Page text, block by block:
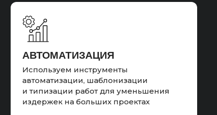
рекламных объявления и семантику.
Провели масштабирование на регионы
или сегменты с помощью расширения
семантического ядра.
АВТОМАТИЗАЦИЯ
Используем инструменты
автоматизации, шаблонизации
и типизации работ для уменьшения
издержек на больших проектах